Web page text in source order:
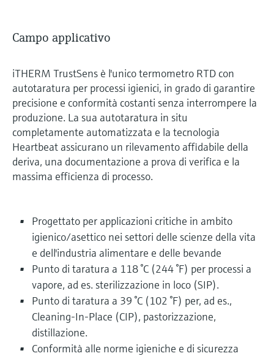
Campo applicativo
iTHERM TrustSens è l'unico termometro RTD con
autotaratura per processi igienici, in grado di garantire
precisione e conformità costanti senza interrompere la
produzione. La sua autotaratura in situ
completamente automatizzata e la tecnologia
Heartbeat assicurano un rilevamento affidabile della
deriva, una documentazione a prova di verifica e la
massima efficienza di processo.
Progettato per applicazioni critiche in ambito
igienico/asettico nei settori delle scienze della vita
e dell'industria alimentare e delle bevande
Punto di taratura a 118 °C (244 °F) per processi a
vapore, ad es. sterilizzazione in loco (SIP).
Punto di taratura a 39 °C (102 °F) per, ad es.,
Cleaning-In-Place (CIP), pastorizzazione,
distillazione.
Conformità alle norme igieniche e di sicurezza